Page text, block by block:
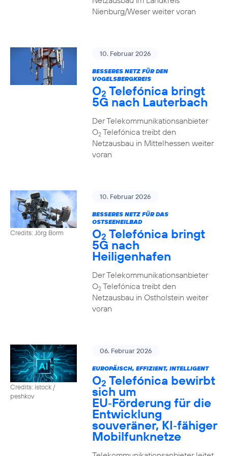
Nienburg/Weser weiter voran
10. Februar 2026
BESSERES NETZ FÜR DEN
VOGELSBERGKREIS
O2 Telefónica bringt
5G nach Lauterbach
Der Telekommunikationsanbieter
O2Telefónica treibt den
Netzausbau in Mittelhessen weiter
voran
Credits: Jörg Borm
10. Februar 2026
BESSERES NETZ FÜR DAS
OSTSEEHEILBAD
O2 Telefónica bringt
5G nach
Heiligenhafen
Der Telekommunikationsanbieter
O2Telefónica treibt den
Netzausbau in Ostholstein weiter
voran
Credits: istock /
peshkov
06. Februar 2026
EUROPÄISCH, EFFIZIENT, INTELLIGENT
O2 Telefónica bewirbt
sich um
EU‑Förderung für die
Entwicklung
souveräner, KI‑fähiger
Mobilfunknetze